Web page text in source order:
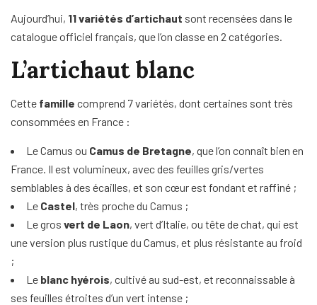
Aujourd’hui, 11 variétés d’artichaut sont recensées dans le
catalogue officiel français, que l’on classe en 2 catégories.
L’artichaut blanc
Cette famille comprend 7 variétés, dont certaines sont très
consommées en France :
Le Camus ou Camus de Bretagne, que l’on connaît bien en
France. Il est volumineux, avec des feuilles gris/vertes
semblables à des écailles, et son cœur est fondant et raffiné ;
Le Castel, très proche du Camus ;
Le gros vert de Laon, vert d’Italie, ou tête de chat, qui est
une version plus rustique du Camus, et plus résistante au froid
;
Le blanc hyérois, cultivé au sud-est, et reconnaissable à
ses feuilles étroites d’un vert intense ;